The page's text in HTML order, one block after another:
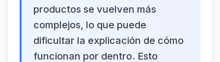
productos se vuelven más
complejos, lo que puede
dificultar la explicación de cómo
funcionan por dentro. Esto